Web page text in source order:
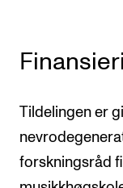
Tildelingen er
forskningsråd